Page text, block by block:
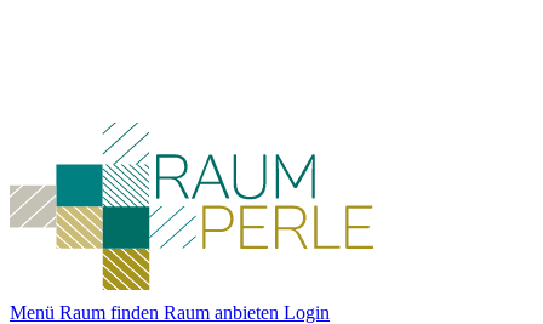
Menü Raum finden Raum anbieten Login